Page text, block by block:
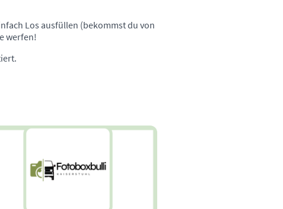
Los ausfüllen (bekommst du von
werfen!